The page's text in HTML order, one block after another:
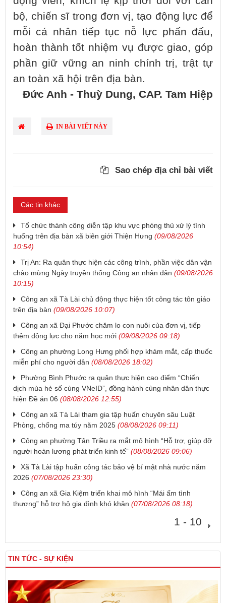
bộ, chiến sĩ trong đơn vị, tạo động lực để
mỗi cá nhân tiếp tục nỗ lực phấn đấu,
hoàn thành tốt nhiệm vụ được giao, góp
phần giữ vững an ninh chính trị, trật tự
an toàn xã hội trên địa bàn.
Đức Anh - Thuỳ Dung, CAP. Tam Hiệp
IN BÀI VIẾT NÀY
Sao chép địa chỉ bài viết
Các tin khác
Tổ chức thành công diễn tập khu vực phòng thủ xử lý tình
huống trên địa bàn xã biên giới Thiện Hưng (09/08/2026
10:54)
Trị An: Ra quân thực hiện các công trình, phần việc dân vận
chào mừng Ngày truyền thống Công an nhân dân (09/08/2026
10:15)
Công an xã Tà Lài chủ động thực hiện tốt công tác tôn giáo
trên địa bàn (09/08/2026 10:07)
Công an xã Đại Phước chăm lo con nuôi của đơn vị, tiếp
thêm động lực cho năm học mới (09/08/2026 09:18)
Công an phường Long Hưng phối hợp khám mắt, cấp thuốc
miễn phí cho người dân (08/08/2026 18:02)
Phường Bình Phước ra quân thực hiện cao điểm “Chiến
dịch mùa hè số cùng VNeID”, đồng hành cùng nhân dân thực
hiện Đề án 06 (08/08/2026 12:55)
Công an xã Tà Lài tham gia tập huấn chuyên sâu Luật
Phòng, chống ma túy năm 2025 (08/08/2026 09:11)
Công an phường Tân Triều ra mắt mô hình “Hỗ trợ, giúp đỡ
người hoàn lương phát triển kinh tế” (08/08/2026 09:06)
Xã Tà Lài tập huấn công tác bảo vệ bí mật nhà nước năm
2026 (07/08/2026 23:30)
Công an xã Gia Kiệm triển khai mô hình “Mái ấm tình
thương” hỗ trợ hộ gia đình khó khăn (07/08/2026 08:18)
1 - 10
TIN TỨC - SỰ KIỆN